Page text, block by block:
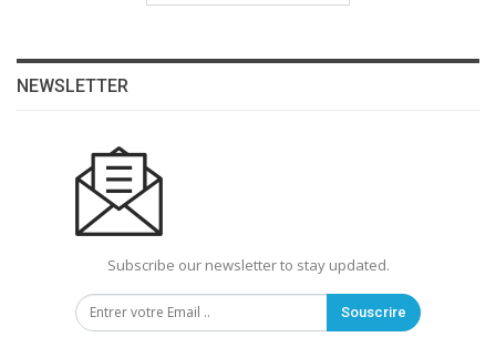
NEWSLETTER
Subscribe our newsletter to stay updated.
Souscrire